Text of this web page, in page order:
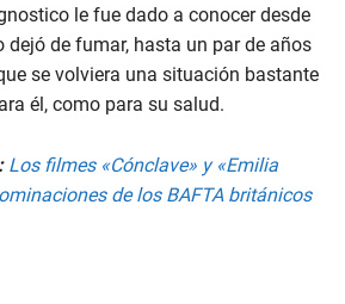
le fue dado a conocer desde
dejó de fumar, hasta un par de años
se volviera una situación bastante
él, como para su salud.
Los filmes «Cónclave» y «Emilia
de los BAFTA británicos